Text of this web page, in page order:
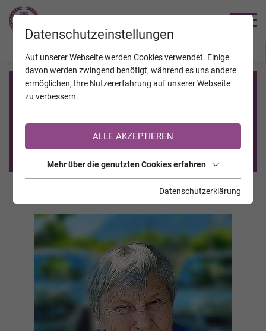
Registrierung auf TrauerHilfe.it
Sie sind noch nicht auf TrauerHilfe.it registriert?
>> zur kostenlosen Registrierung <<
Datenschutzeinstellungen
Auf unserer Webseite werden Cookies verwendet. Einige
davon werden zwingend benötigt, während es uns andere
ermöglichen, Ihre Nutzererfahrung auf unserer Webseite
zu verbessern.
ALLE AKZEPTIEREN
Mehr über die genutzten Cookies erfahren
Datenschutzerklärung
JAHRESTAGE KALENDER VERSTORBENE